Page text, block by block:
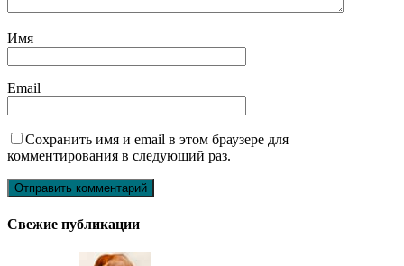
Имя
Email
Сохранить имя и email в этом браузере для
комментирования в следующий раз.
Свежие публикации